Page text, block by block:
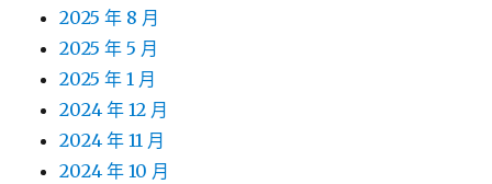
2025 年 8 月
2025 年 5 月
2025 年 1 月
2024 年 12 月
2024 年 11 月
2024 年 10 月